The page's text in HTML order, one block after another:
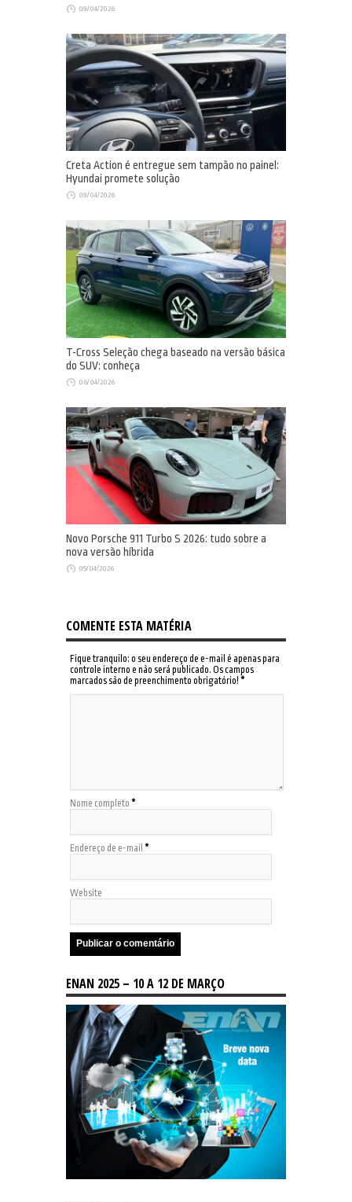
09/04/2026
Creta Action é entregue sem tampão no painel:
Hyundai promete solução
09/04/2026
T-Cross Seleção chega baseado na versão básica
do SUV: conheça
06/04/2026
Novo Porsche 911 Turbo S 2026: tudo sobre a
nova versão híbrida
05/04/2026
COMENTE ESTA MATÉRIA
Fique tranquilo: o seu endereço de e-mail é apenas para
controle interno e não será publicado. Os campos
marcados são de preenchimento obrigatório! *
Nome completo *
Endereço de e-mail *
Website
ENAN 2025 – 10 A 12 DE MARÇO